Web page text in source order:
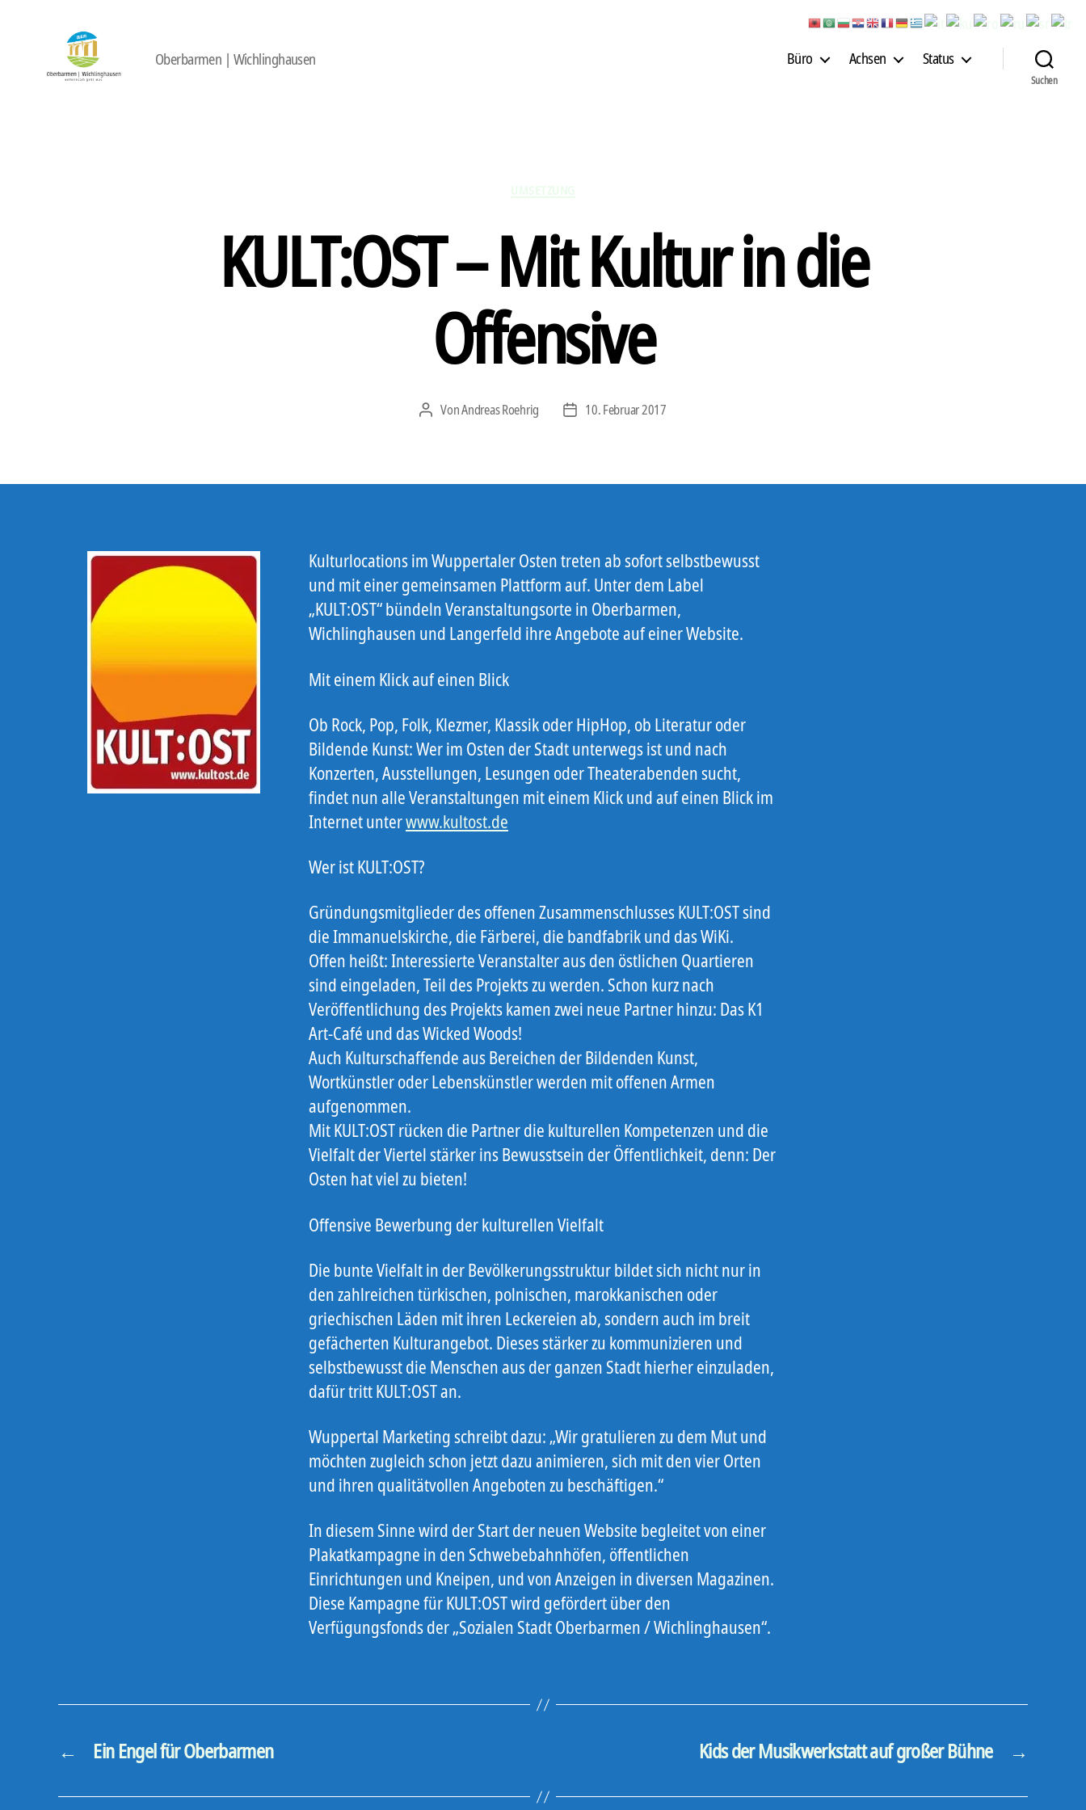
Oberbarmen | Wichlinghausen Büro Achsen Status
Suchen
KULT:OST – Mit Kultur in die
Offensive
Beitragsautor
VonAndreas Roehrig Veröffentlichungsdatum
10. Februar 2017
Kulturlocations im Wuppertaler Osten treten ab sofort selbstbewusst
und mit einer gemeinsamen Plattform auf. Unter dem Label
„KULT:OST“ bündeln Veranstaltungsorte in Oberbarmen,
Wichlinghausen und Langerfeld ihre Angebote auf einer Website.
Mit einem Klick auf einen Blick
Ob Rock, Pop, Folk, Klezmer, Klassik oder HipHop, ob Literatur oder
Bildende Kunst: Wer im Osten der Stadt unterwegs ist und nach
Konzerten, Ausstellungen, Lesungen oder Theaterabenden sucht,
findet nun alle Veranstaltungen mit einem Klick und auf einen Blick im
Internet unterwww.kultost.de
Wer ist KULT:OST?
Gründungsmitglieder des offenen Zusammenschlusses KULT:OST sind
die Immanuelskirche, die Färberei, die bandfabrik und das WiKi.
Offen heißt: Interessierte Veranstalter aus den östlichen Quartieren
sind eingeladen, Teil des Projekts zu werden. Schon kurz nach
Veröffentlichung des Projekts kamen zwei neue Partner hinzu: Das K1
Art-Café und das Wicked Woods!
Auch Kulturschaffende aus Bereichen der Bildenden Kunst,
Wortkünstler oder Lebenskünstler werden mit offenen Armen
aufgenommen.
Mit KULT:OST rücken die Partner die kulturellen Kompetenzen und die
Vielfalt der Viertel stärker ins Bewusstsein der Öffentlichkeit, denn: Der
Osten hat viel zu bieten!
Offensive Bewerbung der kulturellen Vielfalt
Die bunte Vielfalt in der Bevölkerungsstruktur bildet sich nicht nur in
den zahlreichen türkischen, polnischen, marokkanischen oder
griechischen Läden mit ihren Leckereien ab, sondern auch im breit
gefächerten Kulturangebot. Dieses stärker zu kommunizieren und
selbstbewusst die Menschen aus der ganzen Stadt hierher einzuladen,
dafür tritt KULT:OST an.
Wuppertal Marketing schreibt dazu: „Wir gratulieren zu dem Mut und
möchten zugleich schon jetzt dazu animieren, sich mit den vier Orten
und ihren qualitätvollen Angeboten zu beschäftigen.“
In diesem Sinne wird der Start der neuen Website begleitet von einer
Plakatkampagne in den Schwebebahnhöfen, öffentlichen
Einrichtungen und Kneipen, und von Anzeigen in diversen Magazinen.
Diese Kampagne für KULT:OST wird gefördert über den
Verfügungsfonds der „Sozialen Stadt Oberbarmen / Wichlinghausen“.
← Ein Engel für Oberbarmen →
Kids der Musikwerkstatt auf großer Bühne